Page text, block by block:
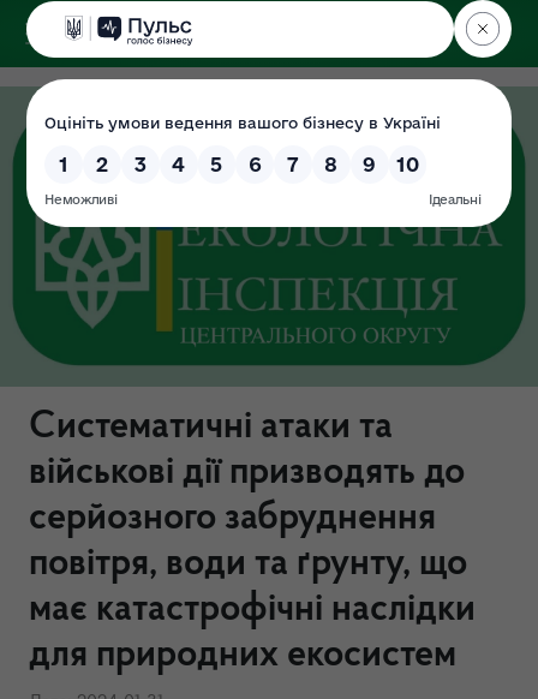
ДЕРЖЕКОІНСПЕКЦІЯ
Центрального округу
Систематичні атаки та
військові дії призводять до
серйозного забруднення
повітря, води та ґрунту, що
має катастрофічні наслідки
для природних екосистем